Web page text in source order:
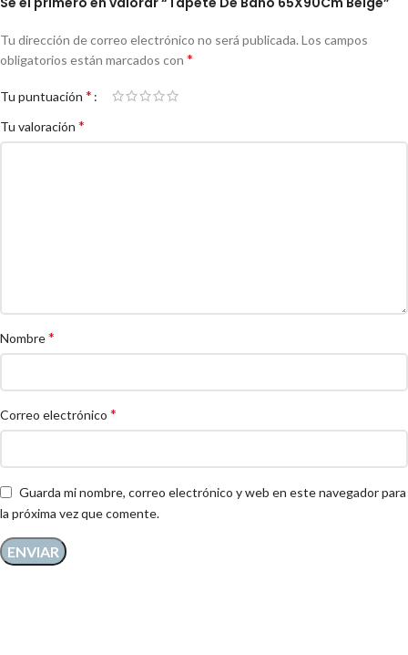
Tu dirección de correo electrónico no será publicada. Los campos
obligatorios están marcados con *
Tu puntuación *
Tu valoración *
Nombre*
Correo electrónico *
Guarda mi nombre, correo electrónico y web en este navegador para
la próxima vez que comente.